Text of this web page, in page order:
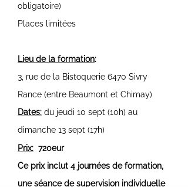
obligatoire)
Places limitées
Lieu de la formation:
3, rue de la Bistoquerie 6470 Sivry
Rance (entre Beaumont et Chimay)
Dates: du jeudi 10 sept (10h) au
dimanche 13 sept (17h)
Prix: 720eur
Ce prix inclut 4 journées de formation,
une séance de supervision individuelle